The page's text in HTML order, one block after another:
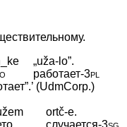
„uža-lo”.
работает‑3pl
(UdmCorp.)
ortč-e.
случается‑3sg